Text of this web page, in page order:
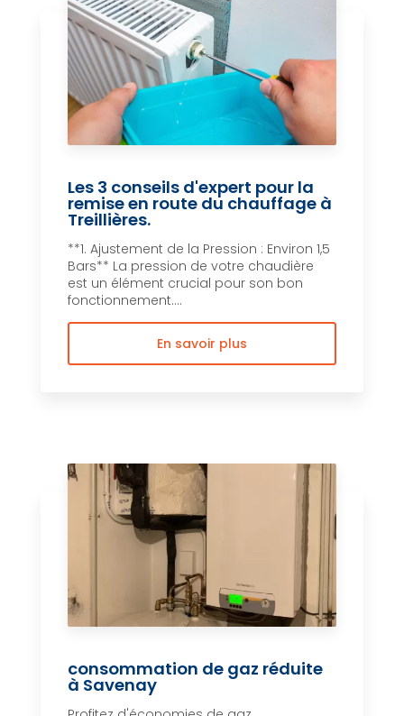
Les 3 conseils d'expert pour la
remise en route du chauffage à
Treillières.
**1. Ajustement de la Pression : Environ 1,5
Bars** La pression de votre chaudière
est un élément crucial pour son bon
fonctionnement....
En savoir plus
consommation de gaz réduite
à Savenay